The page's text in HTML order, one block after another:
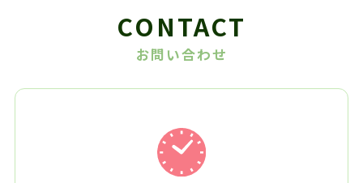
CONTACT
お問い合わせ